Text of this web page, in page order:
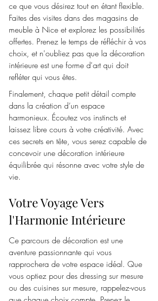
ce que vous désirez tout en étant flexible.
Faites des visites dans des magasins de
meuble à Nice et explorez les possibilités
offertes. Prenez le temps de réfléchir à vos
choix, et n'oubliez pas que la décoration
intérieure est une forme d'art qui doit
refléter qui vous êtes.
Finalement, chaque petit détail compte
dans la création d’un espace
harmonieux. Écoutez vos instincts et
laissez libre cours à votre créativité. Avec
ces secrets en tête, vous serez capable de
concevoir une décoration intérieure
équilibrée qui résonne avec votre style de
vie.
Votre Voyage Vers
l'Harmonie Intérieure
Ce parcours de décoration est une
aventure passionnante qui vous
rapprochera de votre espace idéal. Que
vous optiez pour des dressing sur mesure
ou des cuisines sur mesure, rappelez-vous